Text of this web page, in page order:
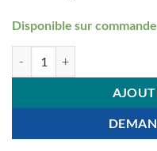
Disponible sur